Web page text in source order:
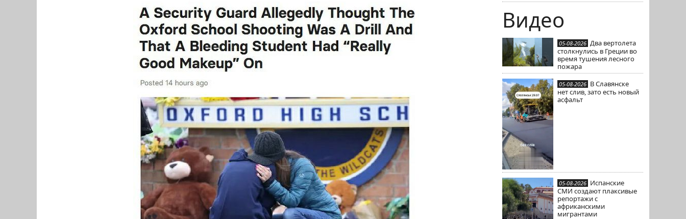
Видео
05-08-2026 Два вертолета
столкнулись в Греции во
время тушения лесного
пожара
05-08-2026 В Славянске
нет слив, зато есть новый
асфальт
05-08-2026 Испанские
СМИ создают плаксивые
репортажи с
африканскими
мигрантами